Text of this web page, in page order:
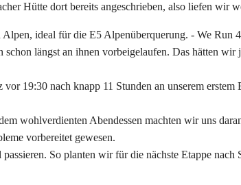
Hütte dort bereits angeschrieben, also liefen wir
schon längst an ihnen vorbeigelaufen. Das hätten wir
19:30 nach knapp 11 Stunden an unserem erstem
wohlverdienten Abendessen machten wir uns
vorbereitet gewesen.
So planten wir für die nächste Etappe